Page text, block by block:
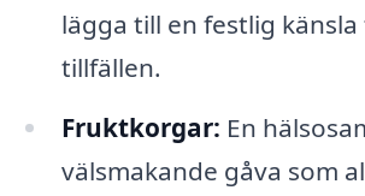
lägga till en festlig känsla
tillfällen.
Fruktkorgar: En
välsmakande gåva som